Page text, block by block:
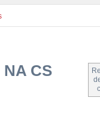
NA CS